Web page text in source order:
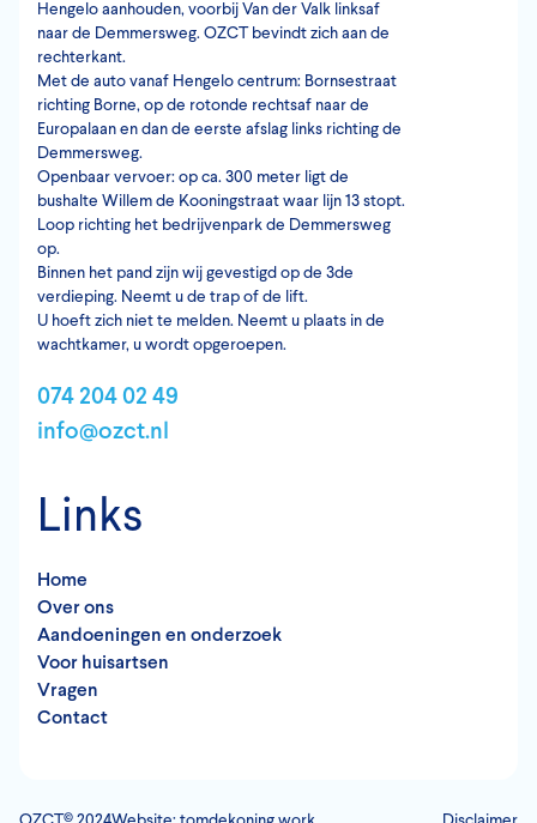
Hengelo aanhouden, voorbij Van der Valk linksaf
naar de Demmersweg. OZCT bevindt zich aan de
rechterkant.
Met de auto vanaf Hengelo centrum: Bornsestraat
richting Borne, op de rotonde rechtsaf naar de
Europalaan en dan de eerste afslag links richting de
Demmersweg.
Openbaar vervoer: op ca. 300 meter ligt de
bushalte Willem de Kooningstraat waar lijn 13 stopt.
Loop richting het bedrijvenpark de Demmersweg
op.
Binnen het pand zijn wij gevestigd op de 3de
verdieping. Neemt u de trap of de lift.
U hoeft zich niet te melden. Neemt u plaats in de
wachtkamer, u wordt opgeroepen.
074 204 02 49
info@ozct.nl
Links
Home
Over ons
Aandoeningen en onderzoek
Voor huisartsen
Vragen
Contact